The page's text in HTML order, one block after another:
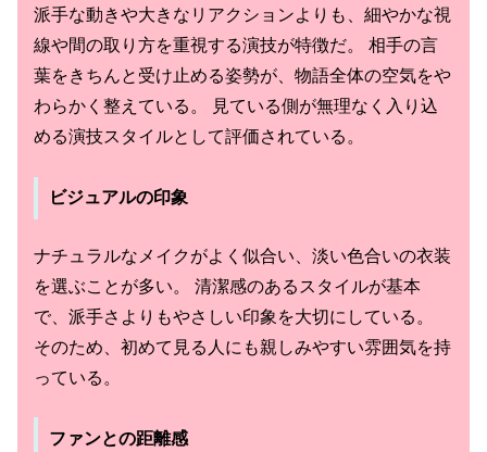
派手な動きや大きなリアクションよりも、細やかな視
線や間の取り方を重視する演技が特徴だ。 相手の言
葉をきちんと受け止める姿勢が、物語全体の空気をや
わらかく整えている。 見ている側が無理なく入り込
める演技スタイルとして評価されている。
ビジュアルの印象
ナチュラルなメイクがよく似合い、淡い色合いの衣装
を選ぶことが多い。 清潔感のあるスタイルが基本
で、派手さよりもやさしい印象を大切にしている。
そのため、初めて見る人にも親しみやすい雰囲気を持
っている。
ファンとの距離感